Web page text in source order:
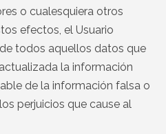
o cualesquiera otros
efectos, el Usuario
todos aquellos datos que
la información
de la información falsa o
perjuicios que cause al